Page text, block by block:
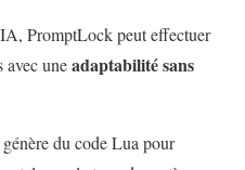
PromptLock peut effectuer
avec uneadaptabilité sans
du code Lua pour